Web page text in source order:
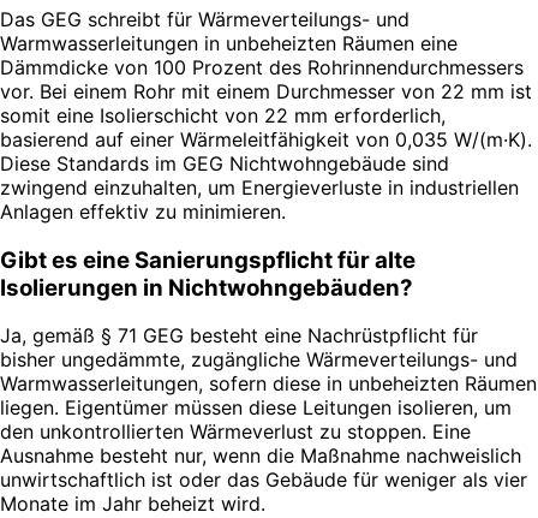
Das GEG schreibt für Wärmeverteilungs- und
Warmwasserleitungen in unbeheizten Räumen eine
Dämmdicke von 100 Prozent des Rohrinnendurchmessers
vor. Bei einem Rohr mit einem Durchmesser von 22 mm ist
somit eine Isolierschicht von 22 mm erforderlich,
basierend auf einer Wärmeleitfähigkeit von 0,035 W/(m·K).
Diese Standards im GEG Nichtwohngebäude sind
zwingend einzuhalten, um Energieverluste in industriellen
Anlagen effektiv zu minimieren.
Gibt es eine Sanierungspflicht für alte
Isolierungen in Nichtwohngebäuden?
Ja, gemäß § 71 GEG besteht eine Nachrüstpflicht für
bisher ungedämmte, zugängliche Wärmeverteilungs- und
Warmwasserleitungen, sofern diese in unbeheizten Räumen
liegen. Eigentümer müssen diese Leitungen isolieren, um
den unkontrollierten Wärmeverlust zu stoppen. Eine
Ausnahme besteht nur, wenn die Maßnahme nachweislich
unwirtschaftlich ist oder das Gebäude für weniger als vier
Monate im Jahr beheizt wird.